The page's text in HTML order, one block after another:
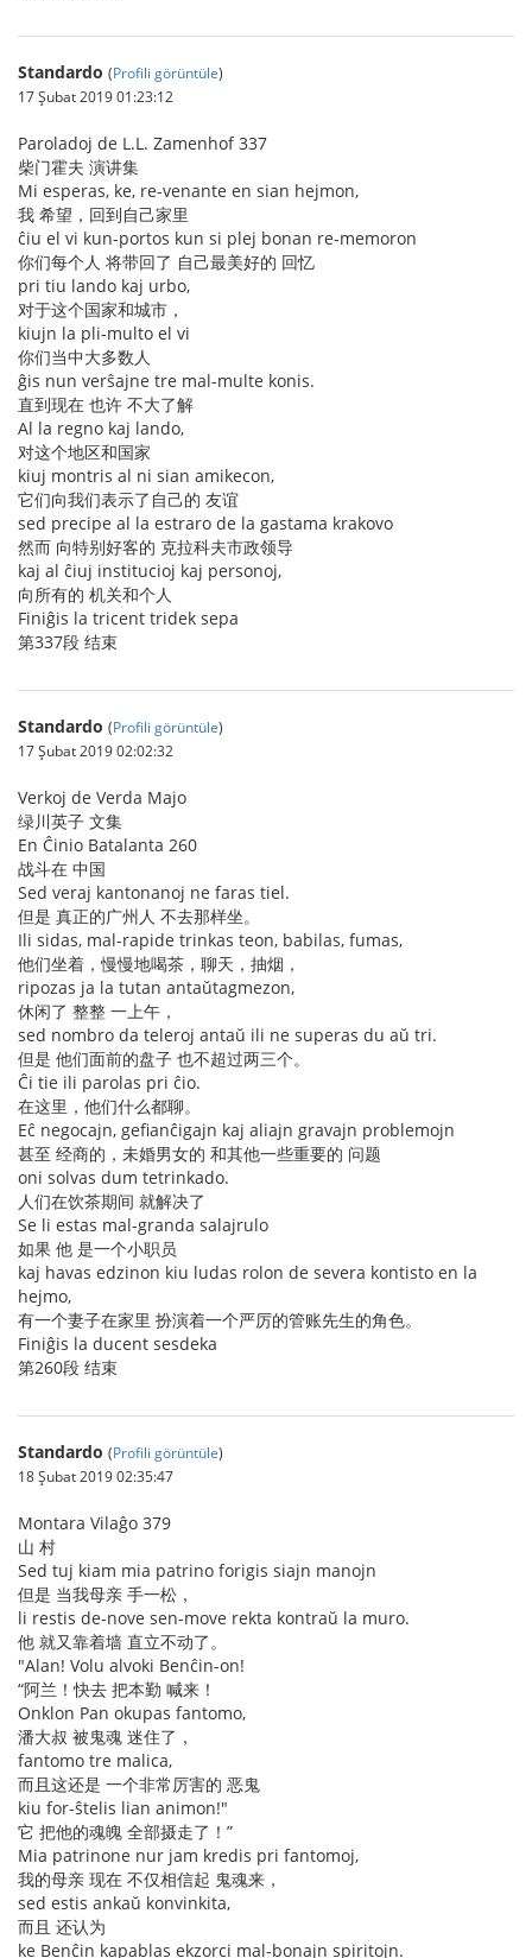
Standardo (Profili görüntüle)
17 Şubat 2019 01:23:12
Paroladoj de L.L. Zamenhof 337
柴门霍夫 演讲集
Mi esperas, ke, re-venante en sian hejmon,
我 希望，回到自己家里
ĉiu el vi kun-portos kun si plej bonan re-memoron
你们每个人 将带回了 自己最美好的 回忆
pri tiu lando kaj urbo,
对于这个国家和城市，
kiujn la pli-multo el vi
你们当中大多数人
ĝis nun verŝajne tre mal-multe konis.
直到现在 也许 不大了解
Al la regno kaj lando,
对这个地区和国家
kiuj montris al ni sian amikecon,
它们向我们表示了自己的 友谊
sed precipe al la estraro de la gastama krakovo
然而 向特别好客的 克拉科夫市政领导
kaj al ĉiuj institucioj kaj personoj,
向所有的 机关和个人
Finiĝis la tricent tridek sepa
第337段 结束
Standardo (Profili görüntüle)
17 Şubat 2019 02:02:32
Verkoj de Verda Majo
绿川英子 文集
En Ĉinio Batalanta 260
战斗在 中国
Sed veraj kantonanoj ne faras tiel.
但是 真正的广州人 不去那样坐。
Ili sidas, mal-rapide trinkas teon, babilas, fumas,
他们坐着，慢慢地喝茶，聊天，抽烟，
ripozas ja la tutan antaŭtagmezon,
休闲了 整整 一上午，
sed nombro da teleroj antaŭ ili ne superas du aŭ tri.
但是 他们面前的盘子 也不超过两三个。
Ĉi tie ili parolas pri ĉio.
在这里，他们什么都聊。
Eĉ negocajn, gefianĉigajn kaj aliajn gravajn problemojn
甚至 经商的，未婚男女的 和其他一些重要的 问题
oni solvas dum tetrinkado.
人们在饮茶期间 就解决了
Se li estas mal-granda salajrulo
如果 他 是一个小职员
kaj havas edzinon kiu ludas rolon de severa kontisto en la
hejmo,
有一个妻子在家里 扮演着一个严厉的管账先生的角色。
Finiĝis la ducent sesdeka
第260段 结束
Standardo (Profili görüntüle)
18 Şubat 2019 02:35:47
Montara Vilaĝo 379
山 村
Sed tuj kiam mia patrino forigis siajn manojn
但是 当我母亲 手一松，
li restis de-nove sen-move rekta kontraŭ la muro.
他 就又靠着墙 直立不动了。
"Alan! Volu alvoki Benĉin-on!
“阿兰！快去 把本勤 喊来！
Onklon Pan okupas fantomo,
潘大叔 被鬼魂 迷住了，
fantomo tre malica,
而且这还是 一个非常厉害的 恶鬼
kiu for-ŝtelis lian animon!"
它 把他的魂魄 全部摄走了！”
Mia patrinone nur jam kredis pri fantomoj,
我的母亲 现在 不仅相信起 鬼魂来，
sed estis ankaŭ konvinkita,
而且 还认为
ke Benĉin kapablas ekzorci mal-bonajn spiritojn.